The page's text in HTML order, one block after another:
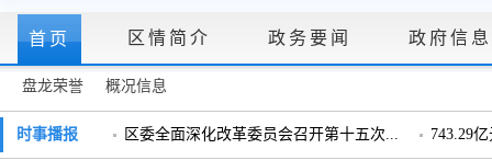
首页 区情简介 政务要闻 政府信
盘龙荣誉 概况信息
政府信息公开指南 | 政府信息公开制度 | 政策文件 法定主动公
时事播报 区委全面深化改革委员会召开第十五次... 743.29